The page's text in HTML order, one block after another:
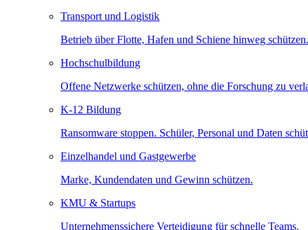
Transport und Logistik
Betrieb über Flotte, Hafen und Schiene hinweg schützen.
Hochschulbildung
Offene Netzwerke schützen, ohne die Forschung zu
K-12 Bildung
Ransomware stoppen. Schüler, Personal und Daten
Einzelhandel und Gastgewerbe
Marke, Kundendaten und Gewinn schützen.
KMU & Startups
Unternehmenssichere Verteidigung für schnelle Teams.